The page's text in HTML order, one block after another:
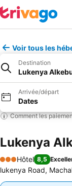
Voir tous les
Destination
Lukenya
Arrivée/départ
Dates
Comment les
Lukenya
3 Étoiles
Hôtel 8,5
lukenya Road,